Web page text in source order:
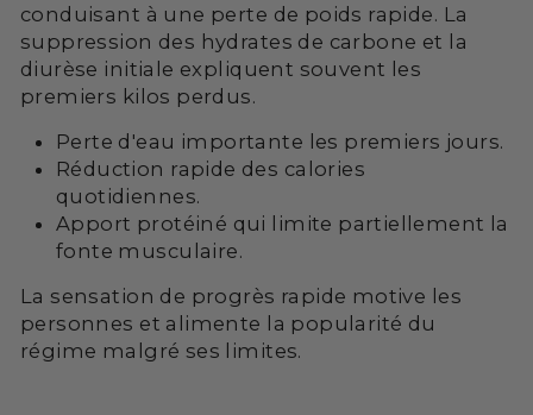
conduisant à une perte de poids rapide. La
suppression des hydrates de carbone et la
diurèse initiale expliquent souvent les
premiers kilos perdus.
Perte d'eau importante les premiers jours.
Réduction rapide des calories
quotidiennes.
Apport protéiné qui limite partiellement la
fonte musculaire.
La sensation de progrès rapide motive les
personnes et alimente la popularité du
régime malgré ses limites.